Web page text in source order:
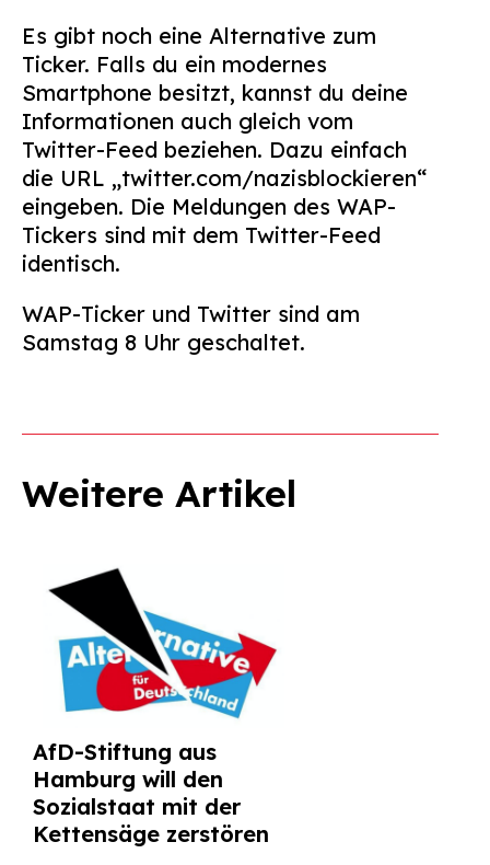
Es gibt noch eine Alternative zum
Ticker. Falls du ein modernes
Smartphone besitzt, kannst du deine
Informationen auch gleich vom
Twitter-Feed beziehen. Dazu einfach
die URL „twitter.com/nazisblockieren“
eingeben. Die Meldungen des WAP-
Tickers sind mit dem Twitter-Feed
identisch.
WAP-Ticker und Twitter sind am
Samstag 8 Uhr geschaltet.
Weitere Artikel
AfD-Stiftung aus
Hamburg will den
Sozialstaat mit der
Kettensäge zerstören